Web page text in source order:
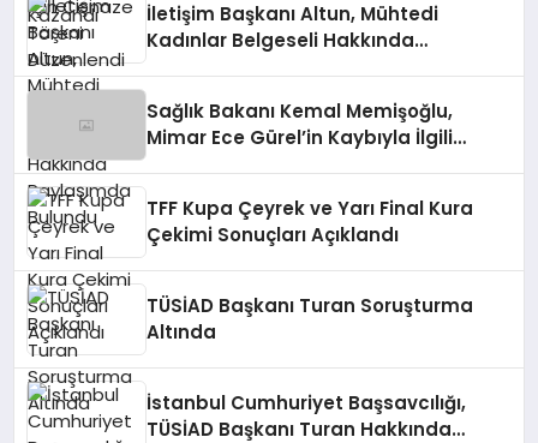
İletişim Başkanı Altun, Mühtedi
Kadınlar Belgeseli Hakkında
Sağlık Bakanı Kemal Memişoğlu,
Mimar Ece Gürel’in Kaybıyla İlgili
TFF Kupa Çeyrek ve Yarı Final Kura
Çekimi Sonuçları Açıklandı
TÜSİAD Başkanı Turan Soruşturma
Altında
İstanbul Cumhuriyet Başsavcılığı,
TÜSİAD Başkanı Turan Hakkında